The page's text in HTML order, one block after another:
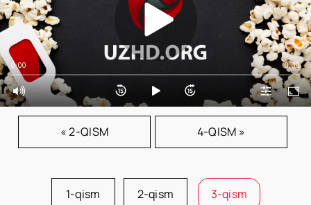
0:00 0:00
« 2-QISM 4-QISM »
1-qism 2-qism 3-qism